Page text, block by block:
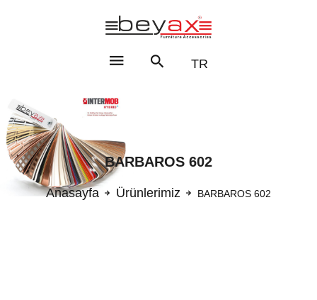
TR
BARBAROS 602
Anasayfa Ürünlerimiz BARBAROS 602